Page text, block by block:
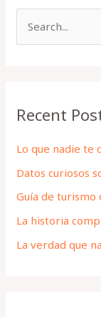
c
f
o
r
:
Recent
Lo que nadie te
Datos curiosos
Guía de turismo
La historia
La verdad que